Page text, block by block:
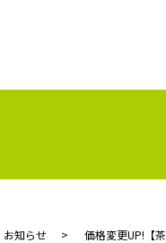
お知らせ 価格変更UP!【